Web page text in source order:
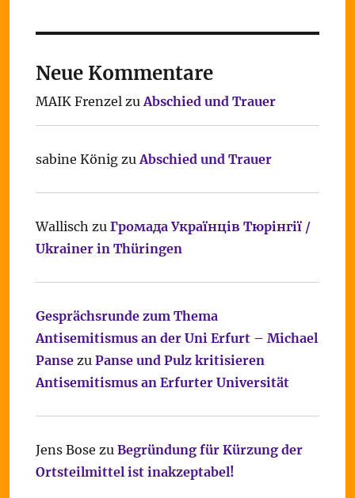
Neue Kommentare
MAIK FrenzelzuAbschied und Trauer
sabine KönigzuAbschied und Trauer
Wallisch zu Громада Українців Тюрінгії /
Ukrainer in Thüringen
Gesprächsrunde zum Thema
Antisemitismus an der Uni Erfurt – Michael
Pansezu Panse und Pulz kritisieren
Antisemitismus an Erfurter Universität
Jens Bose zu Begründung für Kürzung der
Ortsteilmittel ist inakzeptabel!